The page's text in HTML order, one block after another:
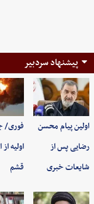
پیشنهاد سردبیر
اولین پیام محسن
رضایی پس از
شایعات خبری
فوری/
اولیه
قشم